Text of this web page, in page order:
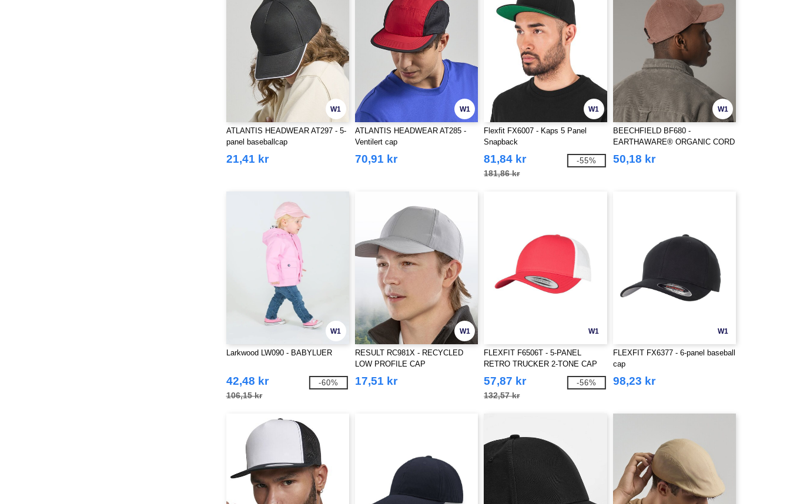
W1
ATLANTIS HEADWEAR AT297 - 5-
panel baseballcap
21,41 kr
W1
ATLANTIS HEADWEAR AT285 -
Ventilert cap
70,91 kr
W1
Flexfit FX6007 - Kaps 5 Panel
Snapback
81,84 kr
181,86 kr
-55%
W1
BEECHFIELD BF680 -
EARTHAWARE® ORGANIC CORD
BASEBALL CAP
50,18 kr
W1
Larkwood LW090 - BABYLUER
42,48 kr
106,15 kr
-60%
W1
RESULT RC981X - RECYCLED
LOW PROFILE CAP
17,51 kr
W1
FLEXFIT F6506T - 5-PANEL
RETRO TRUCKER 2-TONE CAP
57,87 kr
132,57 kr
-56%
W1
FLEXFIT FX6377 - 6-panel baseball
cap
98,23 kr